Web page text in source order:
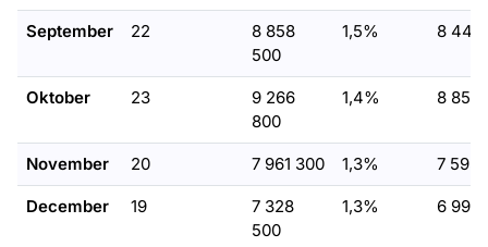
September 22
8 858
500
1,5% 8 445
Oktober 23
9 266
800
1,4% 8 850
November 20 7 961 300 1,3% 7 593
December 19
7 328
500
1,3% 6 992